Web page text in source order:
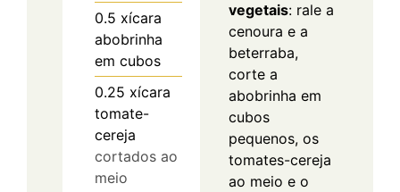
0.5 xícara
abobrinha
em cubos
0.25 xícara
tomate-
cereja
cortados ao
meio
vegetais: rale a
cenoura e a
beterraba,
corte a
abobrinha em
cubos
pequenos, os
tomates-cereja
ao meio e o